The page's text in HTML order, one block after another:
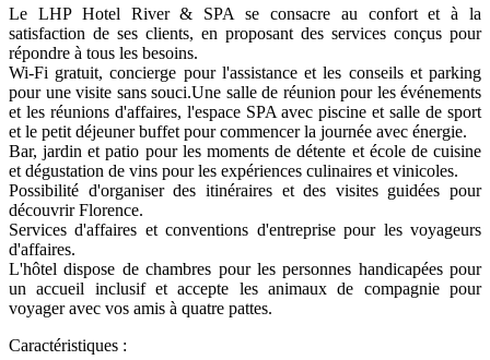
Le LHP Hotel River & SPA se consacre au confort et à la
satisfaction de ses clients, en proposant des services conçus pour
répondre à tous les besoins.
Wi-Fi gratuit, concierge pour l'assistance et les conseils et parking
pour une visite sans souci.Une salle de réunion pour les événements
et les réunions d'affaires, l'espace SPA avec piscine et salle de sport
et le petit déjeuner buffet pour commencer la journée avec énergie.
Bar, jardin et patio pour les moments de détente et école de cuisine
et dégustation de vins pour les expériences culinaires et vinicoles.
Possibilité d'organiser des itinéraires et des visites guidées pour
découvrir Florence.
Services d'affaires et conventions d'entreprise pour les voyageurs
d'affaires.
L'hôtel dispose de chambres pour les personnes handicapées pour
un accueil inclusif et accepte les animaux de compagnie pour
voyager avec vos amis à quatre pattes.
Caractéristiques :